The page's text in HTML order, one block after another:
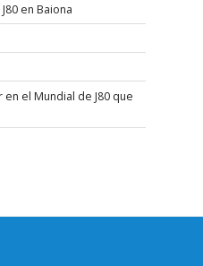
en Baiona
el Mundial de J80 que